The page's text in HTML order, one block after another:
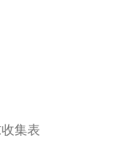
集表